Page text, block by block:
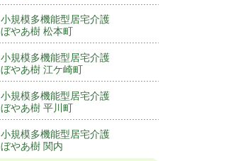
小規模多機能型居宅介護
ぼやあ樹 松本町
小規模多機能型居宅介護
ぼやあ樹 江ケ崎町
小規模多機能型居宅介護
ぼやあ樹 平川町
小規模多機能型居宅介護
ぼやあ樹 関内